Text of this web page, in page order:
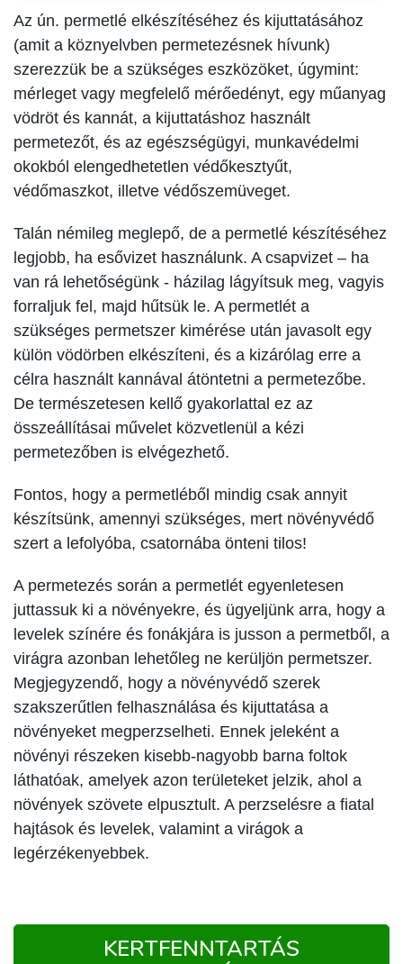
Az ún. permetlé elkészítéséhez és kijuttatásához
(amit a köznyelvben permetezésnek hívunk)
szerezzük be a szükséges eszközöket, úgymint:
mérleget vagy megfelelő mérőedényt, egy műanyag
vödröt és kannát, a kijuttatáshoz használt
permetezőt, és az egészségügyi, munkavédelmi
okokból elengedhetetlen védő­kesztyűt,
védőmaszkot, illetve védőszemüveget.
Talán némileg meglepő, de a permetlé készítéséhez
legjobb, ha esővizet használunk. A csapvizet – ha
van rá lehetőségünk - házilag lágyítsuk meg, vagyis
forraljuk fel, majd hűtsük le. A permetlét a
szükséges permetszer kimérése után javasolt egy
külön vödörben elkészít­eni, és a kizárólag erre a
célra használt kannával átöntetni a permetezőbe.
De természetesen kellő gyakorlattal ez az
összeállításai művelet közvetlenül a kézi
permetezőben is elvégezhető.
Fontos, hogy a permetléből mindig csak annyit
készítsünk, amennyi szükséges, mert növényvédő
szert a lefolyóba, csatornába önteni tilos!
A permetezés során a permetlét egyenletesen
juttassuk ki a növényekre, és ügyeljünk arra, hogy a
levelek színére és fonákjára is jusson a permetből, a
virágra azonban lehetőleg ne kerüljön permetszer.
Megjegyzendő, hogy a növényvédő szerek
szakszerűtlen felhasználása és kijuttatása a
növényeket megperzselheti. Ennek jeleként a
növényi részeken kisebb-nagyobb barna foltok
láthatóak, amelyek azon területeket jelzik, ahol a
növények szövete elpusztult. A perzselésre a fiatal
hajtások és levelek, valamint a virágok a
legérzékenyebbek.
KERTFENNTARTÁS